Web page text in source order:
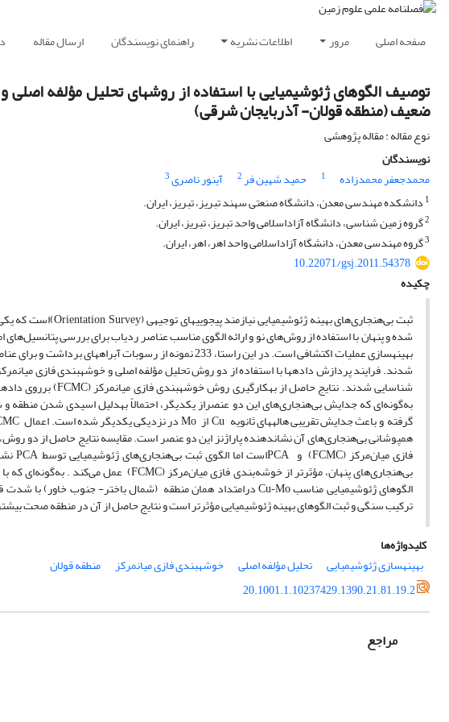
صفحه اصلی مرور اطلاعات نشریه راهنمای نویسندگان ارسال مقاله
ضعیف (منطقه قولان- آذربایجان شرقی)
نوع مقاله : مقاله پژوهشی
نویسندگان
محمدجعفر محمدزاده
1 حمید شهین فر2 آینور ناصری3
1 دانشکده مهندسی معدن، دانشگاه صنعتی سهند تبریز، تبریز، ایران.
2گروه زمین شناسی، دانشگاه آزاداسلامی واحد تبریز، تبریز، ایران.
3گروه مهندسی معدن، دانشگاه آزاداسلامی واحد اهر، اهر، ایران.
10.22071/gsj.2011.54378
چکیده
ثبت بی‌هنجاری‌های بهینه ژ‌ئوشیمیایی نیازمند پی‎جویی‎های توجیهی (
Orientation Survey
شده و پنهان با استفاده از روش‌های نو و ارائه الگوی مناسب عناصر ردیاب برای بررسی
بهینه‎سازی عملیات اکتشافی است. در این راستا، 233 نمونه از رسوبات آبراهه‎ای برداشت و برای عناصر پایه و ردیاب‎های مربوط به آنها (
شدند. فرایند پردازش داده‎ها با استفاده از دو روش تحلیل مؤلفه اصلی و خوشه‎بندی فازی میان‎مرکز (Fuzzy C-meansClustering) (
شناسایی شدند. نتایج حاصل از به‎کارگیری روش خوشه‎بندی فازی میان‎مرکز ( FCMC) برروی داده‎های منطقه نشان‎دهنده ثبت بی‌هنجاری‌های
به‌گونه‌ای که جدایش بی‌هنجاری‌های این دو عنصراز یکدیگر، احتمالاً به‎دلیل اسیدی شدن منطقه و شستشوی رخنمون‌های سولفیدی و حمل‌و‌نقل
گرفته و باعث جدایش تقریبی هاله‎های ثانویه از Mo در نزدیکی یکدیگر شده است. اعمال FCMC
فازی میان‌‎مرکز ( FCMC) و PCA است اما الگوی ثبت بی‌هنجاری‌های ژئوشیمیایی توسط PCA
بی‌هنجاری‌های پنهان، مؤثرتر از خوشه‌بندی فازی میان‌مرکز (FCMC) عمل می‌کند . به‌گونه‌ای که با
الگوهای ژئوشیمیایی مناسبCu-Mo درامتداد همان منطقه (شمال باختر- جنوب خاور) با
ترکیب سنگی و ثبت الگوهای بهینه ژئوشیمیایی مؤثرتر است و نتایج حاصل از آن در منطقه صحت
کلیدواژه‌ها
بهینه‎سازی ژئوشیمیایی
تحلیل مؤلفه اصلی خوشه‎بندی فازی میان‎مرکز
منطقه قولان
20.1001.1.10237429.1390.21.81.19.2
مراجع